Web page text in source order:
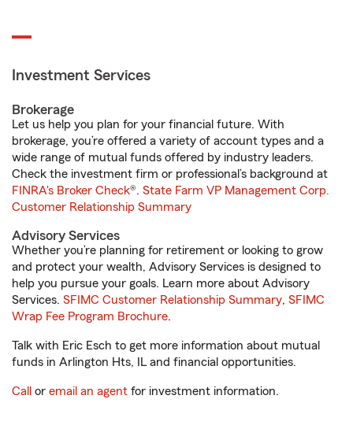
Investment Services
Brokerage
Let us help you plan for your financial future. With
brokerage, you’re offered a variety of account types and a
wide range of mutual funds offered by industry leaders.
Check the investment firm or professional’s background at
FINRA's Broker Check®. State Farm VP Management Corp.
Customer Relationship Summary
Advisory Services
Whether you’re planning for retirement or looking to grow
and protect your wealth, Advisory Services is designed to
help you pursue your goals. Learn more about Advisory
Services. SFIMC Customer Relationship Summary, SFIMC
Wrap Fee Program Brochure.
Talk with Eric Esch to get more information about mutual
funds in Arlington Hts, IL and financial opportunities.
Call or email an agent for investment information.